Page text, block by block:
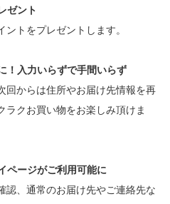
ゼント
トをプレゼントします。
！入力いらずで手間いらず
回からは住所やお届け先情報を再
ラクお買い物をお楽しみ頂けま
ページがご利用可能に
認、通常のお届け先やご連絡先な